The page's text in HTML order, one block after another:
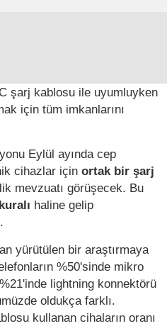
şarj kablosu ile uyumluyken
için tüm imkanlarını
Eylül ayında cep
cihazlar için ortak bir şarj
mevzuatı görüşecek. Bu
haline gelip
yürütülen bir araştırmaya
%50'sinde mikro
lightning konnektörü
oldukça farklı.
kullanan cihaların oranı